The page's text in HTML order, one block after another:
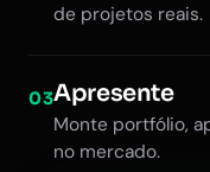
de projetos reais.
03Apresente
Monte portfólio,
no mercado.